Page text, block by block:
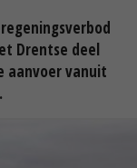
Drentse deel
aanvoer vanuit